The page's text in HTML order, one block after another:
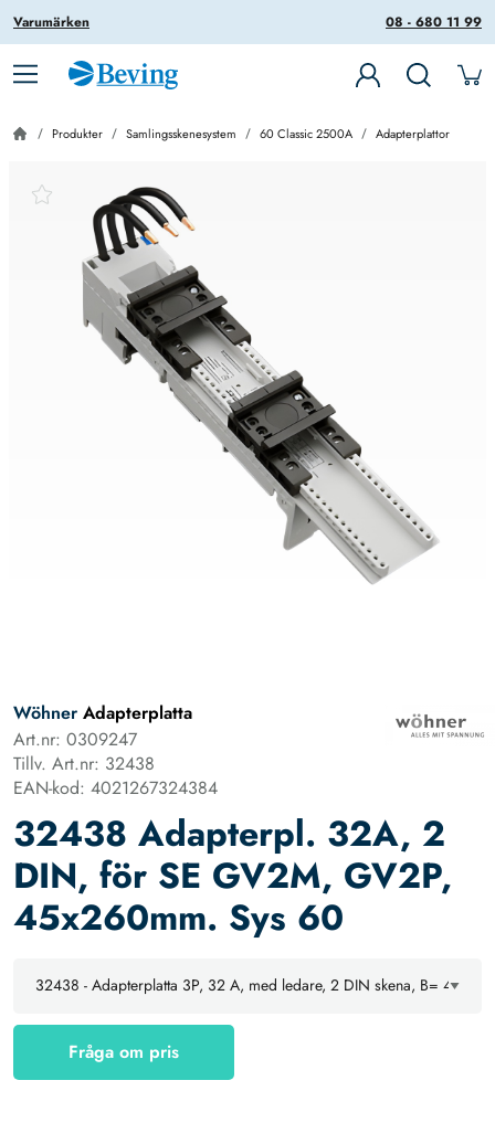
08 - 680 11 99
Varumärken
Produkter Samlingsskenesystem 60 Classic 2500A Adapterplattor
Wöhner Adapterplatta
Art.nr: 0309247
Tillv. Art.nr: 32438
EAN-kod: 4021267324384
32438 Adapterpl. 32A, 2
DIN, för SE GV2M, GV2P,
45x260mm. Sys 60
Fråga om pris